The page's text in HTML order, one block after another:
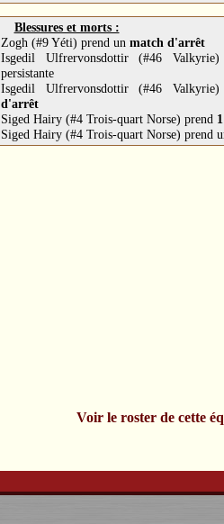
Blessures et morts :
Zogh (#9 Yéti) prend unmatch d'arrêt
Isgedil Ulfrervonsdottir (#46
persistante
Isgedil Ulfrervonsdottir (#46
d'arrêt
Siged Hairy (#4 Trois-quart Norse) prend 1
Siged Hairy (#4 Trois-quart Norse) prend
Voir le roster de cette